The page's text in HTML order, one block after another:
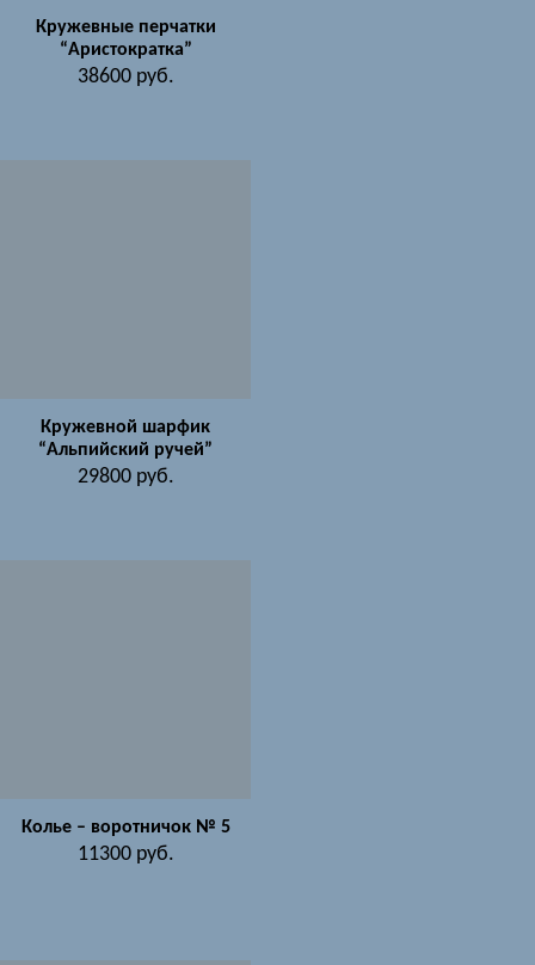
Кружевные перчатки
“Аристократка”
38600руб.
Кружевной шарфик
“Альпийский ручей”
29800руб.
Колье – воротничок № 5
11300руб.